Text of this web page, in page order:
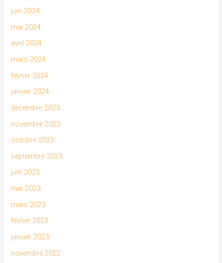
juin 2024
mai 2024
avril 2024
mars 2024
février 2024
janvier 2024
décembre 2023
novembre 2023
octobre 2023
septembre 2023
juin 2023
mai 2023
mars 2023
février 2023
janvier 2023
novembre 2022